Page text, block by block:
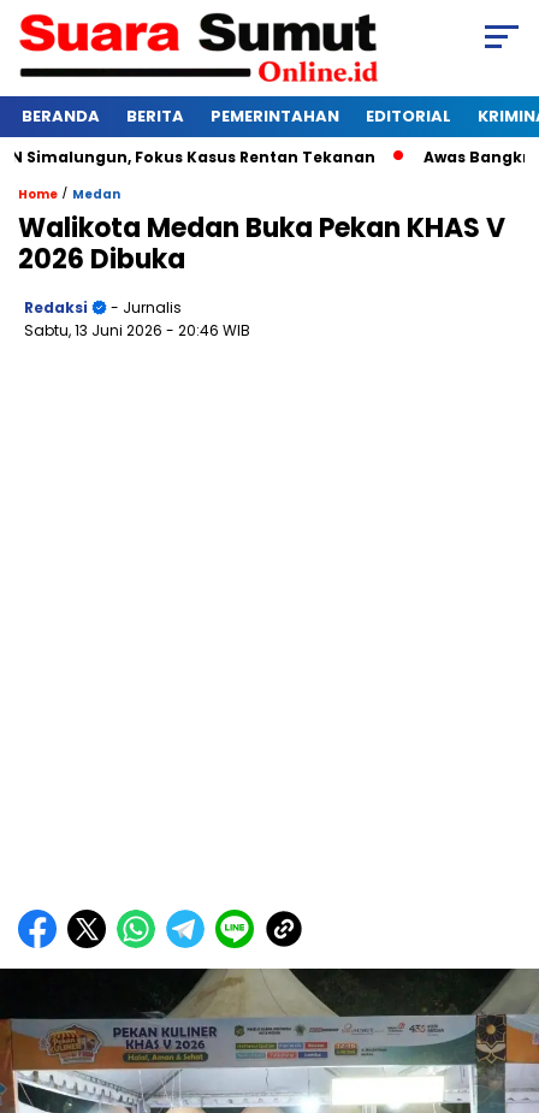
BERANDA BERITA PEMERINTAHAN EDITORIAL
Fokus Kasus Rentan Tekanan Awas Bangkrut!
Home / Medan
Walikota Medan Buka Pekan KHAS V
2026 Dibuka
Redaksi
- Jurnalis
Sabtu, 13 Juni 2026 - 20:46 WIB